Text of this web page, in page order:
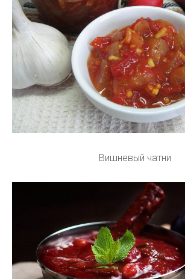
Вишневый чатни